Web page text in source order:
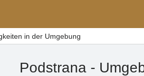
in der Umgebung
Podstrana -